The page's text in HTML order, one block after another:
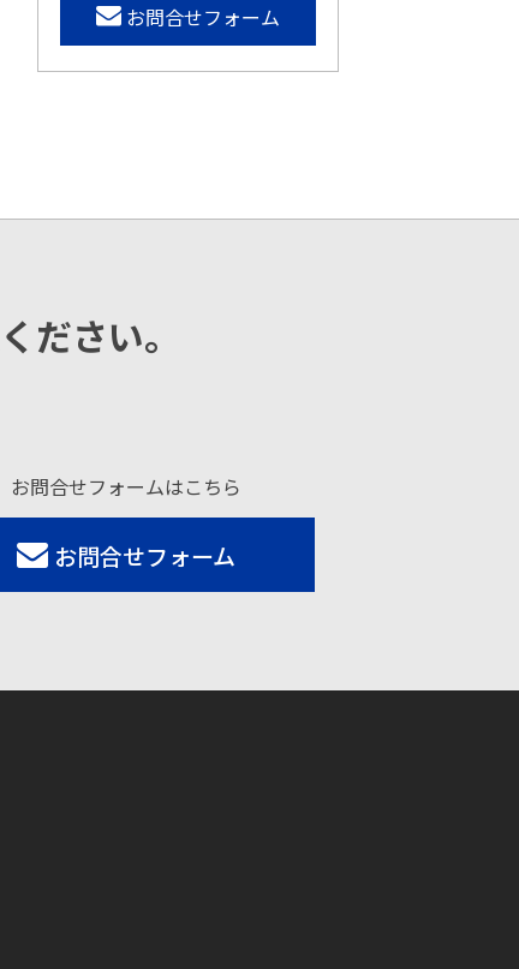
お問合せフォーム
ださい。
お問合せフォームはこちら
お問合せフォーム